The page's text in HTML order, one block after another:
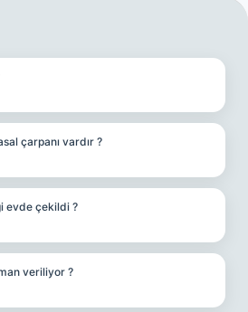
çarpanı vardır ?
evde çekildi ?
veriliyor ?